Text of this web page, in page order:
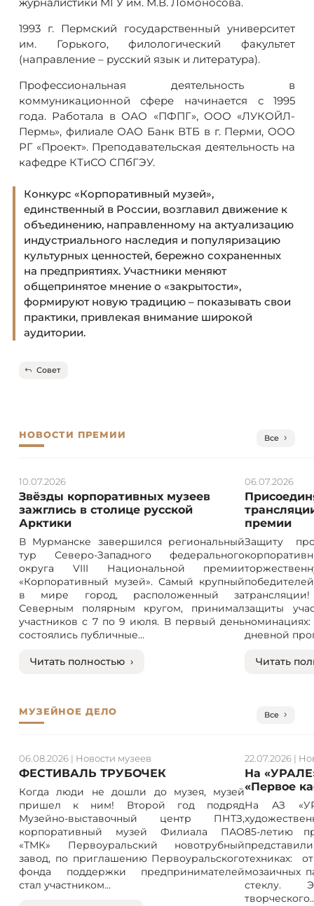
журналистики МГУ им. М.В. Ломоносова.
1993 г. Пермский государственный университет
им. Горького, филологический факультет
(направление – русский язык и литература).
Профессиональная деятельность в
коммуникационной сфере начинается с 1995
года. Работала в ОАО «ПФПГ», ООО «ЛУКОЙЛ-
Пермь», филиале ОАО Банк ВТБ в г. Перми, ООО
РГ «Проект». Преподавательская деятельность на
кафедре КТиСО СПбГЭУ.
Конкурс «Корпоративный музей»,
единственный в России, возглавил движение к
объединению, направленному на актуализацию
индустриального наследия и популяризацию
культурных ценностей, бережно сохраненных
на предприятиях. Участники меняют
общепринятое мнение о «закрытости»,
формируют новую традицию – показывать свои
практики, привлекая внимание широкой
аудитории.
Совет
НОВОСТИ ПРЕМИИ Все
Звёзды корпоративных музеев
зажглись в столице русской
Арктики
10.07.2026
В Мурманске завершился региональный
тур Северо-Западного федерального
округа VIII Национальной премии
«Корпоративный музей». Самый крупный
в мире город, расположенный за
Северным полярным кругом, принимал
участников с 7 по 9 июля. В первый день
состоялись публичные...
Читать полностью ›
премии
06.07.2026
Защиту
защиты
дневной
Читать
МУЗЕЙНОЕ ДЕЛО Все
ФЕСТИВАЛЬ ТРУБОЧЕК
06.08.2026| Новости музеев
Когда люди не дошли до музея, музей
пришел к ним! Второй год подряд
Музейно-выставочный центр ПНТЗ,
корпоративный музей Филиала ПАО
«ТМК» Первоуральский новотрубный
завод, по приглашению Первоуральского
фонда поддержки предпринимателей
стал участником...
На
«Первое
22.07.2026 |
На АЗ
85-летию
техниках:
мозаичных
стеклу.